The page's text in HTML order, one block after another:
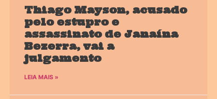
Thiago Mayson, acusado
pelo estupro e
assassinato de Janaína
Bezerra, vai a
julgamento
LEIA MAIS »